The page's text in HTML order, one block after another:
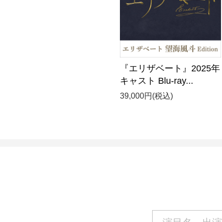
『エリザベート』2025年
キャスト Blu-ray...
39,000円(税込)